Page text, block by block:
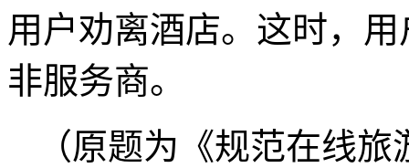
用户劝离酒店。这时，
非服务商。
（原题为《规范在线